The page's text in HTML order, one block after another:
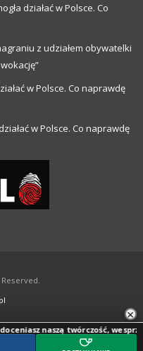
działać w Polsce. Co
z udziałem obywatelki
w Polsce. Co naprawdę
w Polsce. Co naprawdę
×
naszą twórczość, wesprzyj